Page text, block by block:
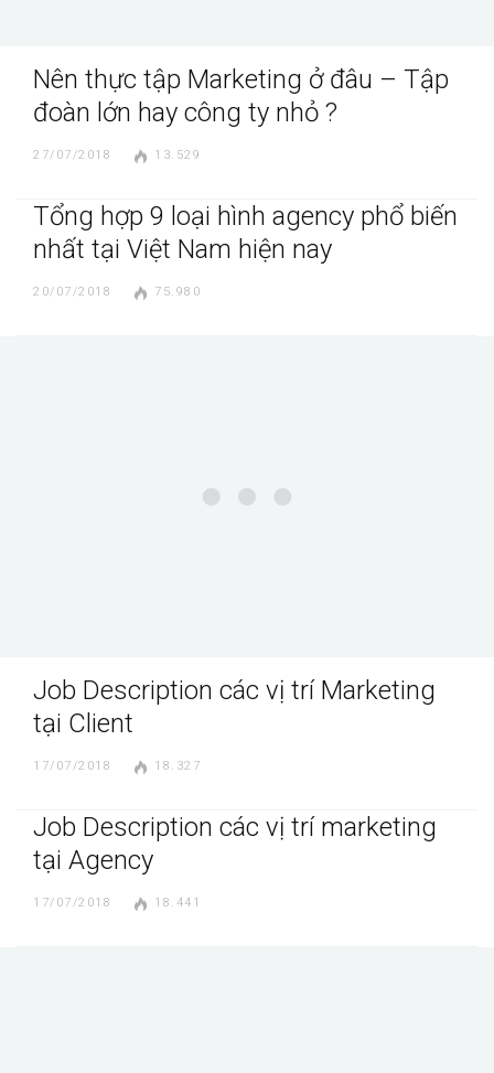
Nên thực tập Marketing ở đâu – Tập
đoàn lớn hay công ty nhỏ ?
27/07/2018 13.529
Tổng hợp 9 loại hình agency phổ biến
nhất tại Việt Nam hiện nay
20/07/2018 75.980
Job Description các vị trí Marketing
tại Client
17/07/2018 18.327
Job Description các vị trí marketing
tại Agency
17/07/2018 18.441